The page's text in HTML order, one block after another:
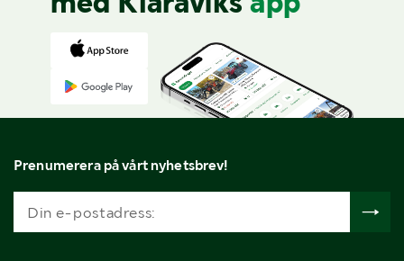
Prenumerera på vårt nyhetsbrev!